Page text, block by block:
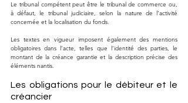
Le tribunal compétent peut être le tribunal de commerce ou,
à défaut, le tribunal judiciaire, selon la nature de l’activité
concernée et la localisation du fonds.
Les textes en vigueur imposent également des mentions
obligatoires dans l’acte, telles que l’identité des parties, le
montant de la créance garantie et la description précise des
éléments nantis.
Les obligations pour le débiteur et le
créancier